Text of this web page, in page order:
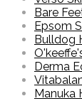
Bare
Epsom
Bulldog
Derma
Manuka